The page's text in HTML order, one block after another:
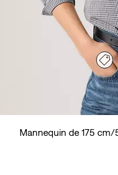
Mannequin de 175 cm/